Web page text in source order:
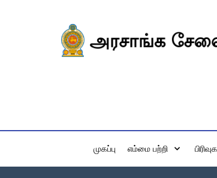
முகப்பு எம்மை பற்றி